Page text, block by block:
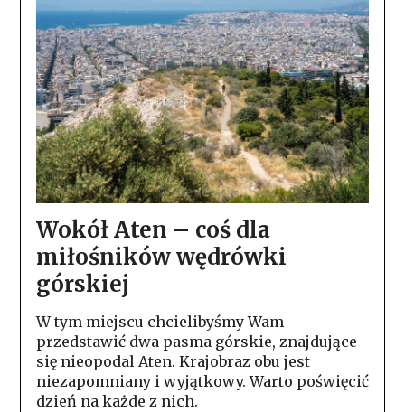
Wokół Aten – coś dla
miłośników wędrówki
górskiej
W tym miejscu chcielibyśmy Wam
przedstawić dwa pasma górskie, znajdujące
się nieopodal Aten. Krajobraz obu jest
niezapomniany i wyjątkowy. Warto poświęcić
dzień na każde z nich.